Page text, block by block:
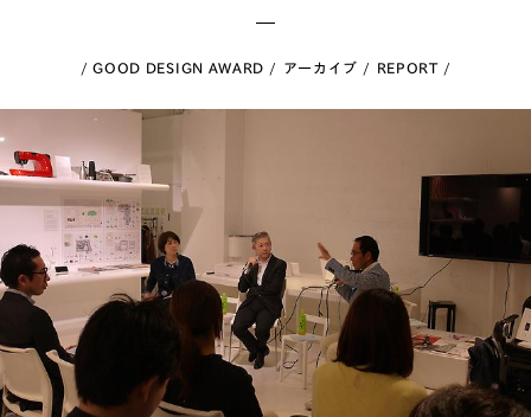
GOOD DESIGN AWARD アーカイブ REPORT